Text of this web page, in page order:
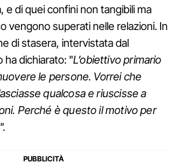
e di quei confini non tangibili ma
vengono superati nelle relazioni. In
di stasera, intervistata dal
ha dichiarato: "L’obiettivo primario
le persone. Vorrei che
qualcosa e riuscisse a
Perché è questo il motivo per